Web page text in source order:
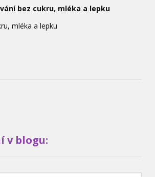
bez cukru, mléka a lepku
mléka a lepku
v blogu: